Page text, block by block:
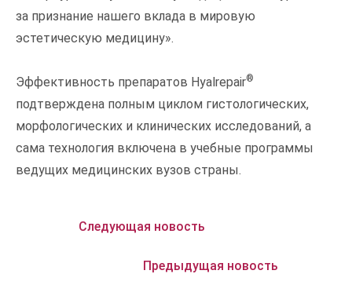
за признание нашего вклада в мировую
эстетическую медицину».
Эффективность препаратов Hyalrepair®
подтверждена полным циклом гистологических,
морфологических и клинических исследований, а
сама технология включена в учебные программы
ведущих медицинских вузов страны.
Предыдущая новость
Следующая новость